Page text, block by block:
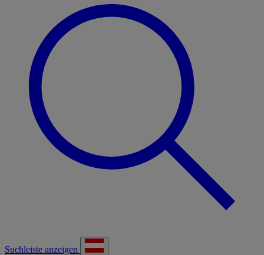
Suchleiste anzeigen